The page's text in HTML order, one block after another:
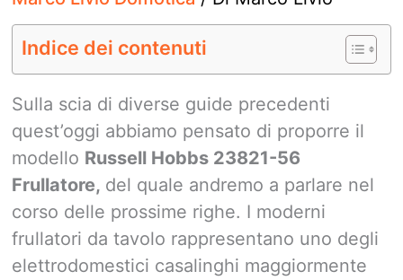
Indice dei contenuti
Sulla scia di diverse guide precedenti
quest’oggi abbiamo pensato di proporre il
modello Russell Hobbs 23821-56
Frullatore, del quale andremo a parlare nel
corso delle prossime righe. I moderni
frullatori da tavolo rappresentano uno degli
elettrodomestici casalinghi maggiormente